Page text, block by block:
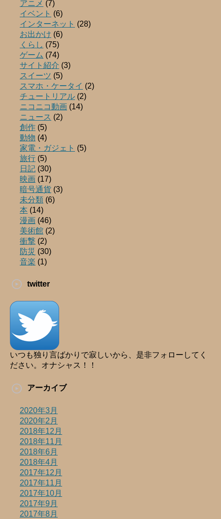
アニメ (7)
イベント (6)
インターネット (28)
お出かけ (6)
くらし (75)
ゲーム (74)
サイト紹介 (3)
スイーツ (5)
スマホ・ケータイ (2)
チュートリアル (2)
ニコニコ動画 (14)
ニュース (2)
創作 (5)
動物 (4)
家電・ガジェト (5)
旅行 (5)
日記 (30)
映画 (17)
暗号通貨 (3)
未分類 (6)
本 (14)
漫画 (46)
美術館 (2)
衝撃 (2)
防災 (30)
音楽 (1)
twitter
いつも独り言ばかりで寂しいから、是非フォローしてく
ださい。オナシャス！！
アーカイブ
2020年3月
2020年2月
2018年12月
2018年11月
2018年6月
2018年4月
2017年12月
2017年11月
2017年10月
2017年9月
2017年8月